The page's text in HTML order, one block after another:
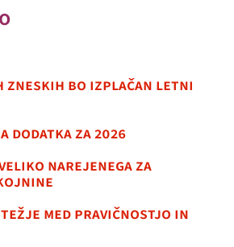
zneskih bo izplačan letni
za 2026
narejenega za
med pravičnostjo in